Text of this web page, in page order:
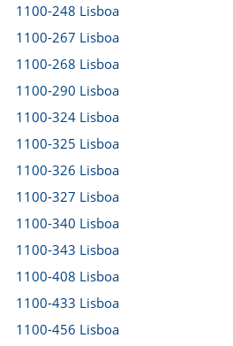
1100-248 Lisboa
1100-267 Lisboa
1100-268 Lisboa
1100-290 Lisboa
1100-324 Lisboa
1100-325 Lisboa
1100-326 Lisboa
1100-327 Lisboa
1100-340 Lisboa
1100-343 Lisboa
1100-408 Lisboa
1100-433 Lisboa
1100-456 Lisboa